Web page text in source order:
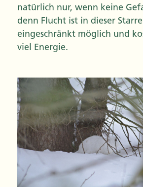
natürlich nur, wenn keine
denn Flucht ist in dieser
eingeschränkt möglich und
viel Energie.